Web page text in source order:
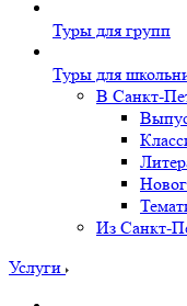
Туры для групп
Туры для
В Санкт-
Из Санкт-
Услуги